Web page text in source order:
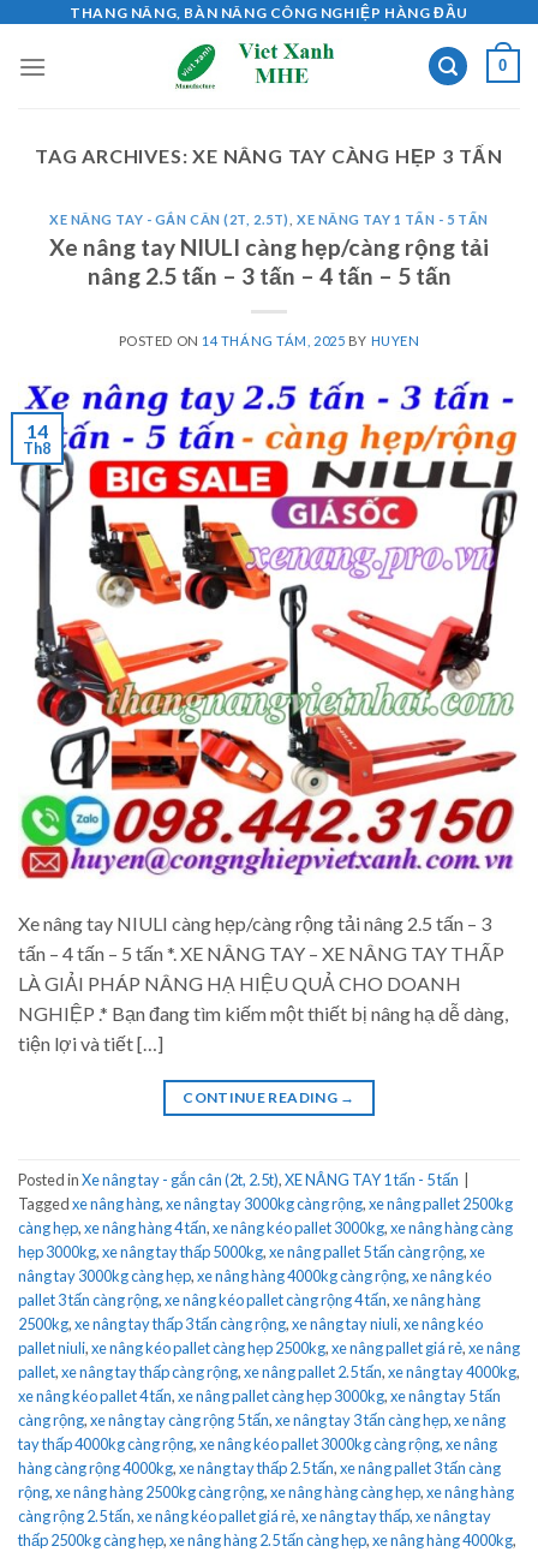
content
THANG NÂNG, BÀN NÂNG CÔNG NGHIỆP HÀNG ĐẦU
0
TAG ARCHIVES:XE NÂNG TAY CÀNG HẸP 3 TẤN
XE NÂNG TAY - GẮN CÂN (2T, 2.5T) ,XE NÂNG TAY 1 TẤN - 5 TẤN
Xe nâng tay NIULI càng hẹp/càng rộng tải
nâng 2.5 tấn – 3 tấn – 4 tấn – 5 tấn
POSTED ON 14 THÁNG TÁM, 2025 BY HUYEN
14
Th8
Xe nâng tay NIULI càng hẹp/càng rộng tải nâng 2.5 tấn – 3
tấn – 4 tấn – 5 tấn *. XE NÂNG TAY – XE NÂNG TAY THẤP
LÀ GIẢI PHÁP NÂNG HẠ HIỆU QUẢ CHO DOANH
NGHIỆP .* Bạn đang tìm kiếm một thiết bị nâng hạ dễ dàng,
tiện lợi và tiết […]
CONTINUE READING →
Posted inXe nâng tay - gắn cân (2t, 2.5t),XE NÂNG TAY 1 tấn - 5 tấn
Taggedxe nâng hàng,xe nâng tay 3000kg càng rộng,xe nâng pallet 2500kg
càng hẹp,xe nâng hàng 4 tấn,xe nâng kéo pallet 3000kg,xe nâng hàng càng
hẹp 3000kg,xe nâng tay thấp 5000kg,xe nâng pallet 5 tấn càng rộng,xe
nâng tay 3000kg càng hẹp,xe nâng hàng 4000kg càng rộng,xe nâng kéo
pallet 3 tấn càng rộng,xe nâng kéo pallet càng rộng 4 tấn,xe nâng hàng
2500kg,xe nâng tay thấp 3 tấn càng rộng,xe nâng tay niuli,xe nâng kéo
pallet niuli,xe nâng kéo pallet càng hẹp 2500kg,xe nâng pallet giá rẻ,xe nâng
pallet,xe nâng tay thấp càng rộng,xe nâng pallet 2.5 tấn,xe nâng tay 4000kg,
xe nâng kéo pallet 4 tấn,xe nâng pallet càng hẹp 3000kg,xe nâng tay 5 tấn
càng rộng,xe nâng tay càng rộng 5 tấn,xe nâng tay 3 tấn càng hẹp,xe nâng
tay thấp 4000kg càng rộng,xe nâng kéo pallet 3000kg càng rộng,xe nâng
hàng càng rộng 4000kg,xe nâng tay thấp 2.5 tấn,xe nâng pallet 3 tấn càng
rộng,xe nâng hàng 2500kg càng rộng,xe nâng hàng càng hẹp,xe nâng hàng
càng rộng 2.5 tấn,xe nâng kéo pallet giá rẻ,xe nâng tay thấp,xe nâng tay
thấp 2500kg càng hẹp,xe nâng hàng 2.5 tấn càng hẹp,xe nâng hàng 4000kg,